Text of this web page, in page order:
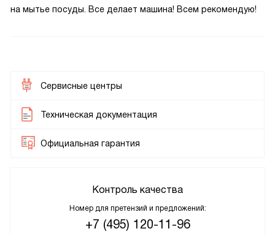
на мытье посуды. Все делает машина! Всем рекомендую!
Сервисные центры
Техническая документация
Официальная гарантия
Контроль качества
Номер для претензий и предложений:
+7 (495) 120-11-96